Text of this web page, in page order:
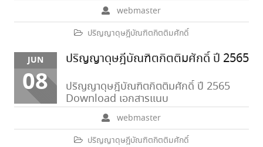
webmaster
ปริญญาดุษฎีบัณฑิตกิตติมศักดิ์
JUN
08
ปริญญาดุษฎีบัณฑิตกิตติมศักดิ์ ปี 2565
webmaster
ปริญญาดุษฎีบัณฑิตกิตติมศักดิ์
ปริญญาดุษฎีบัณฑิตกิตติมศักดิ์ ปี 2565
Download เอกสารแนบ